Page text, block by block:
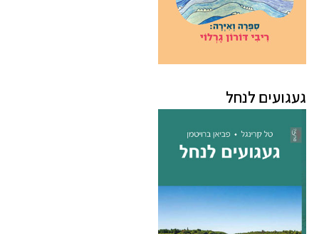
געגועים לנחל